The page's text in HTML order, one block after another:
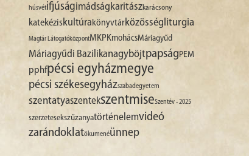
húsvétifjúságimádságkaritászkarácsony
katekéziskultúra könyvtárközösségliturgia
Magtár LátogatóközpontMKPKmohácsMáriagyűd
Máriagyűdi Bazilikanagyböjtpapság PEM
pphfpécsi egyházmegye
pécsi székesegyházszabadegyetem
szentatyaszentekszentmiseSzentév - 2025
szerzetesekszűzanyatörténelemvideó
zarándoklatökumenéünnep